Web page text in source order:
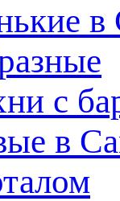
в
с
в